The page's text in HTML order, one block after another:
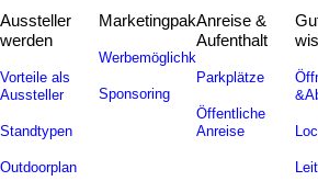
Aussteller
werden
Vorteile als
Aussteller
Standtypen
Outdoorplan
Marketingpakete
Werbemöglichkeiten
Sponsoring
Anreise &
Aufenthalt
Parkplätze
Öffentliche
Anreise